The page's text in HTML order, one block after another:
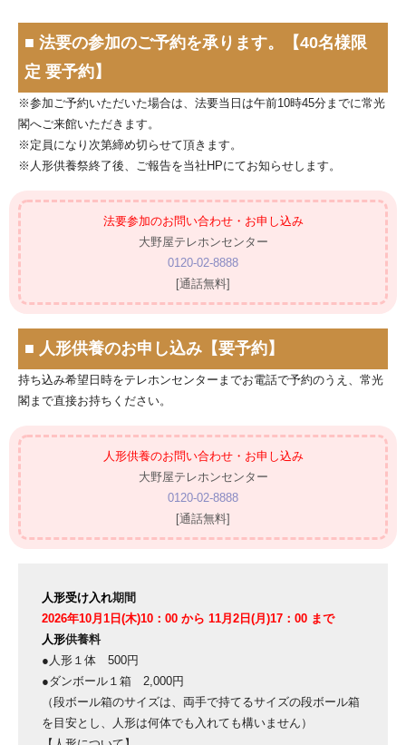
■ 法要の参加のご予約を承ります。【40名様限
定 要予約】
※参加ご予約いただいた場合は、法要当日は午前10時45分までに常光
閣へご来館いただきます。
※定員になり次第締め切らせて頂きます。
※人形供養祭終了後、ご報告を当社HPにてお知らせします。
法要参加のお問い合わせ・お申し込み
大野屋テレホンセンター
0120-02-8888
[通話無料]
■ 人形供養のお申し込み【要予約】
持ち込み希望日時をテレホンセンターまでお電話で予約のうえ、 常光
閣 まで直接お持ちください。
人形供養のお問い合わせ・お申し込み
大野屋テレホンセンター
0120-02-8888
[通話無料]
人形受け入れ期間
2026年10月1日(木)10：00 から 11月2日(月)17：00 まで
人形供養料
●人形１体 500円
●ダンボール１箱 2,000円
（段ボール箱のサイズは、両手で持てるサイズの段ボール箱
を目安とし、人形は何体でも入れても構いません ）